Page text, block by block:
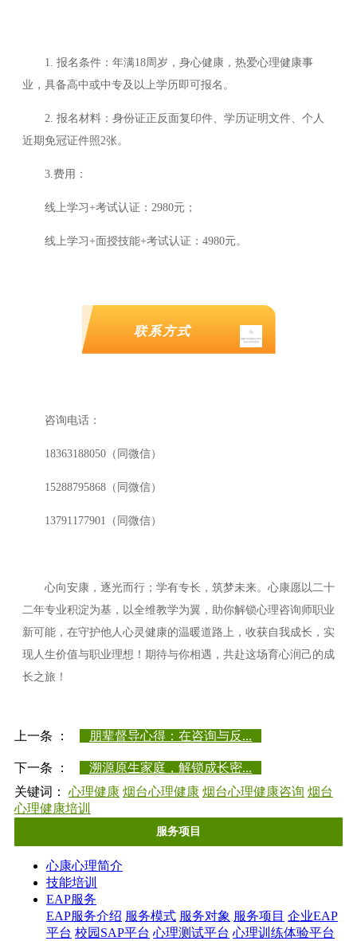
1. 报名条件：年满18周岁，身心健康，热爱心理健康事
业，具备高中或中专及以上学历即可报名。
2. 报名材料：身份证正反面复印件、学历证明文件、个人
近期免冠证件照2张。
3.费用：
线上学习+考试认证：2980元；
线上学习+面授技能+考试认证： 4980元。
联系方式
咨询电话：
18363188050（同微信）
15288795868（同微信）
13791177901（同微信）
心向安康，逐光而行；学有专长，筑梦未来。心康愿以二十
二年专业积淀为基，以全维教学为翼，助你解锁心理咨询师职业
新可能，在守护他人心灵健康的温暖道路上，收获自我成长，实
现人生价值与职业理想！期待与你相遇，共赴这场育心润己的成
长之旅！
上一条 ： 朋辈督导心得：在咨询与反...
下一条 ：
溯源原生家庭，解锁成长密...
关键词： 心理健康 烟台心理健康 烟台心理健康咨询 烟台
心理健康培训
服务项目
心康心理简介
技能培训
EAP服务
EAP服务介绍 服务模式 服务对象 服务项目 企业EAP
平台 校园SAP平台 心理测试平台 心理训练体验平台